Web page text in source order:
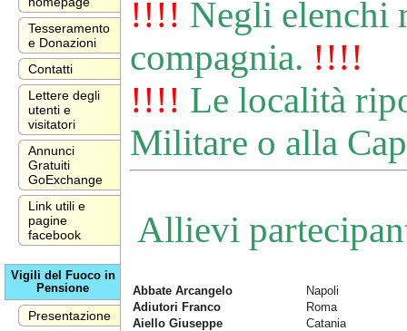
Tesseramento
e Donazioni
Contatti
Lettere degli
utenti e
visitatori
Annunci
Gratuiti
GoExchange
Link utili e
pagine
facebook
Vigili del Fuoco in
Pensione
Presentazione
!!!! Negli elenchi
compagnia. !!!!
!!!! Le località
Militare o alla
Allievi
Abbate Arcangelo
Napoli
Adiutori Franco
Roma
Aiello Giuseppe
Catania